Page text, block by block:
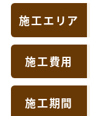
施工エリア
施工費用
施工期間